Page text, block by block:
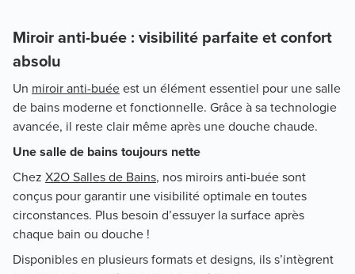
Miroir anti-buée : visibilité parfaite et confort
absolu
Un miroir anti-buéeest un élément essentiel pour une salle
de bains moderne et fonctionnelle. Grâce à sa technologie
avancée, il reste clair même après une douche chaude.
Une salle de bains toujours nette
Chez X2O Salles de Bains, nos miroirs anti-buée sont
conçus pour garantir une visibilité optimale en toutes
circonstances. Plus besoin d’essuyer la surface après
chaque bain ou douche !
Disponibles en plusieurs formats et designs, ils s’intègrent